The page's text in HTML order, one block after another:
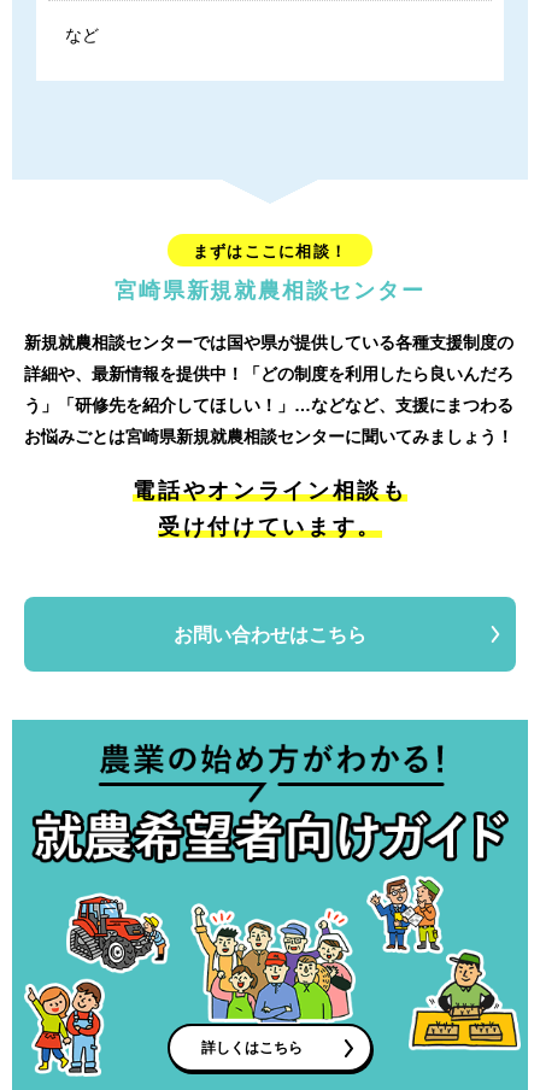
など
まずはここに相談！
宮崎県新規就農相談センター
新規就農相談センターでは国や県が提供している各種支援制度の
詳細や、最新情報を提供中！
「どの制度を利用したら良いんだろ
う」「研修先を紹介してほしい！」…などなど、 支援にまつわる
お悩みごとは宮崎県新規就農相談センターに聞いてみましょう！
電話やオンライン相談も
受け付けています。
お問い合わせはこちら
詳しくはこちら